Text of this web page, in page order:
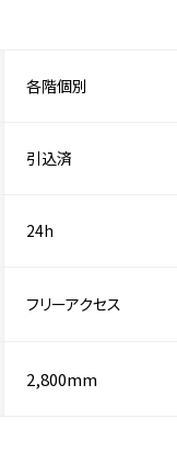
各階個別
引込済
24h
フリーアクセス
2,800mm